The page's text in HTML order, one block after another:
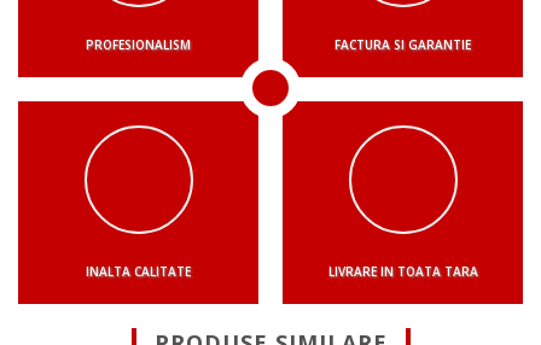
PROFESIONALISM FACTURA SI GARANTIE
INALTA CALITATE LIVRARE IN TOATA TARA